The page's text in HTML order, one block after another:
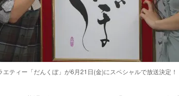
ティー「だんくぼ」が6月21日(金)にスペシャルで放送決定！